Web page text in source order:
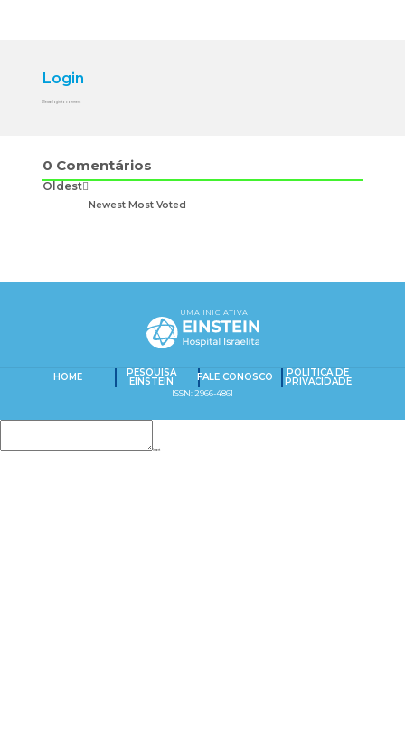
Login
Please login to comment
0 Comentários
Oldest
Newest Most Voted
HOME PESQUISA
EINSTEIN FALE CONOSCO POLÍTICA DE
PRIVACIDADE
ISSN: 2966-4861
UMA INICIATIVA
Insert